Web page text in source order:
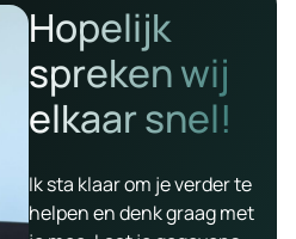
Hopelijk
spreken wij
elkaar snel!
Ik sta klaar om je verder te
helpen en denk graag met